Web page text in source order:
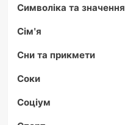
Символіка та значення
Сім'я
Сни та прикмети
Соки
Соціум